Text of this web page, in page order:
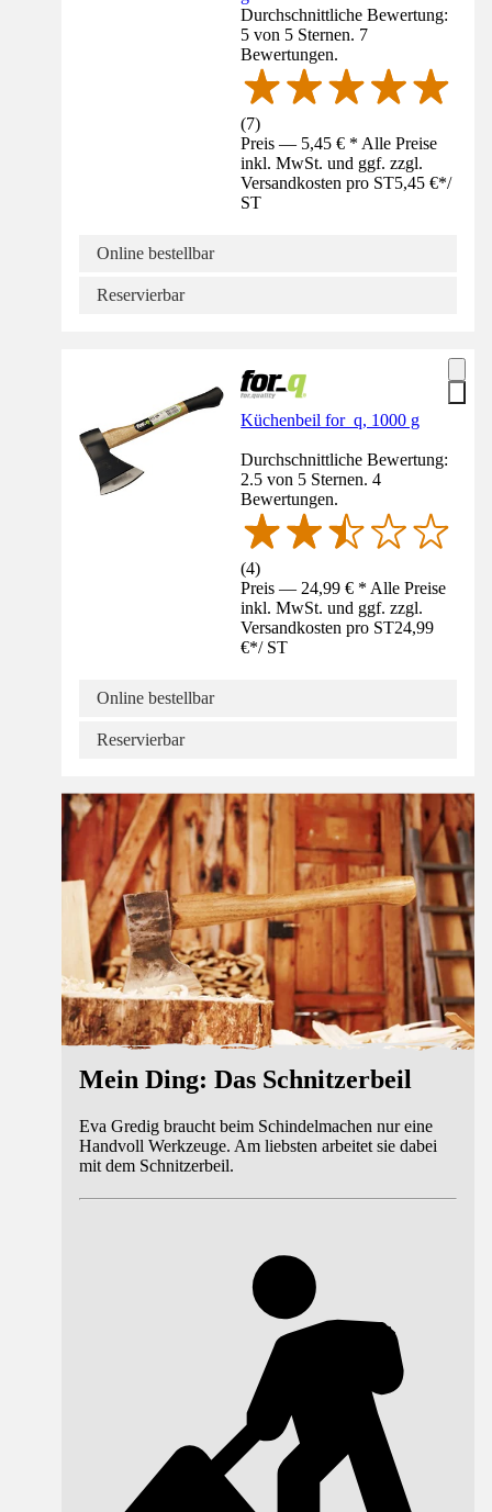
Durchschnittliche Bewertung:
5 von 5 Sternen. 7
Bewertungen.
(7)
Preis — 5,45 € * Alle Preise
inkl. MwSt. und ggf. zzgl.
Versandkosten pro ST5,45 €*/
ST
Online bestellbar
Reservierbar
Küchenbeil for_q, 1000 g
Durchschnittliche Bewertung:
2.5 von 5 Sternen. 4
Bewertungen.
(4)
Preis — 24,99 € * Alle Preise
inkl. MwSt. und ggf. zzgl.
Versandkosten pro ST24,99
€*/ ST
Online bestellbar
Reservierbar
Mein Ding: Das Schnitzerbeil
Eva Gredig braucht beim Schindelmachen nur eine
Handvoll Werkzeuge. Am liebsten arbeitet sie dabei
mit dem Schnitzerbeil.